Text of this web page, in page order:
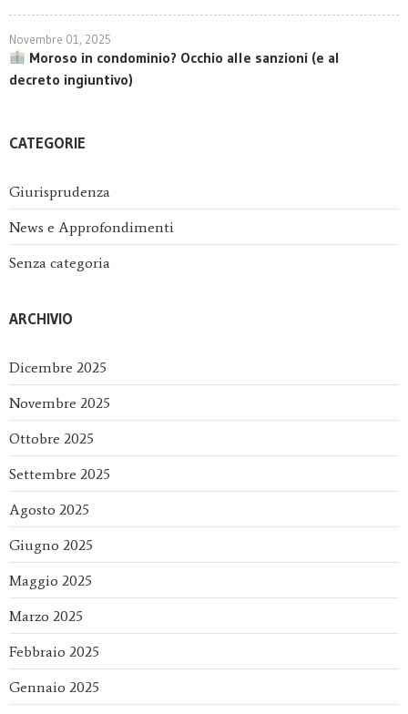
Novembre 01, 2025
Moroso in condominio? Occhio alle sanzioni (e al
decreto ingiuntivo)
CATEGORIE
Giurisprudenza
News e Approfondimenti
Senza categoria
ARCHIVIO
Dicembre 2025
Novembre 2025
Ottobre 2025
Settembre 2025
Agosto 2025
Giugno 2025
Maggio 2025
Marzo 2025
Febbraio 2025
Gennaio 2025